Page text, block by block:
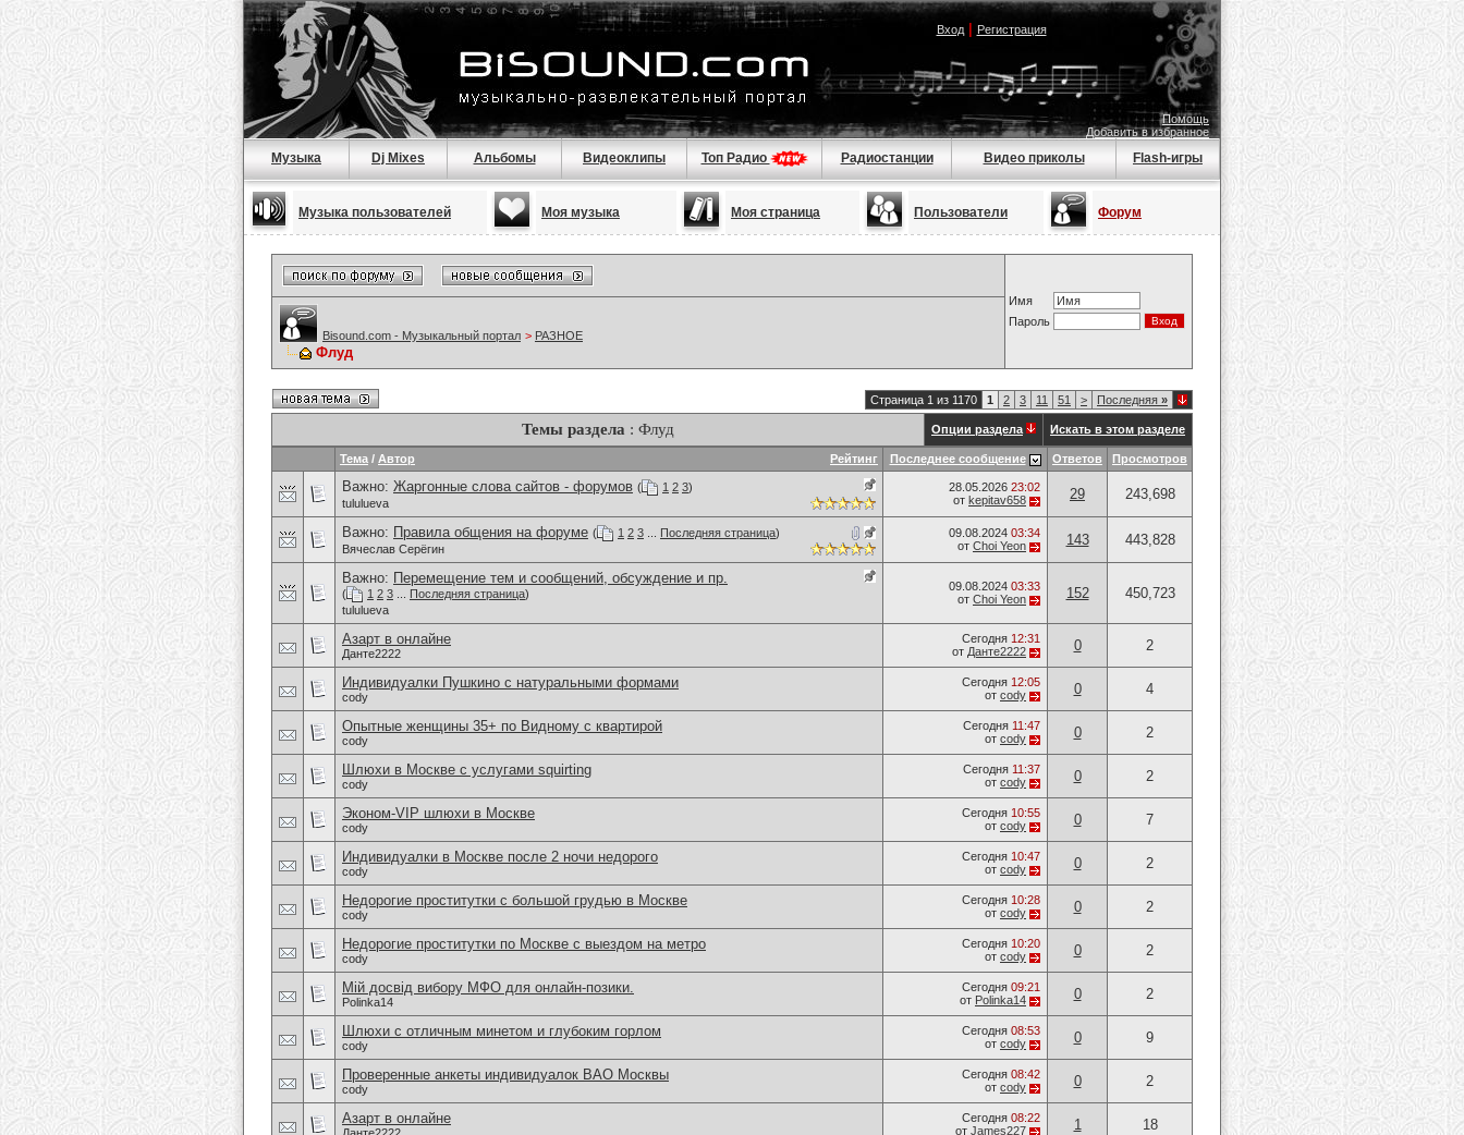
Вход| Регистрация
Помощь
Добавить в избранное
Музыка Dj Mixes Альбомы Видеоклипы Топ Радио Радиостанции Видео приколы Flash-игры
Музыка пользователей Моя музыка Моя страница Пользователи Форум
Имя
Пароль
Bisound.com - Музыкальный портал > РАЗНОЕ
Флуд
Страница 1 из 1170 1 2 3 11 51 > Последняя »
Темы раздела : Флуд Опции раздела Искать в этом разделе
Рейтинг
Тема / Автор Последнее сообщение Ответов Просмотров
Важно: Жаргонные слова сайтов - форумов ( 1 2 3)
tululueva
28.05.2026 23:02
от kepitav658 29 243,698
Важно: Правила общения на форуме ( 1 2 3 Последняя страница)
Вячеслав Серёгин
09.08.2024 03:34
от Choi Yeon 143 443,828
Важно: Перемещение тем и сообщений, обсуждение и пр.
( 1 2 3 Последняя страница)
tululueva
09.08.2024 03:33
от Choi Yeon 152 450,723
Азарт в онлайне
Данте2222
Сегодня 12:31
от Данте2222 0 2
Индивидуалки Пушкино с натуральными формами
cody
Сегодня 12:05
от cody 0 4
Опытные женщины 35+ по Видному с квартирой
cody
Сегодня 11:47
от cody 0 2
Шлюхи в Москве с услугами squirting
cody
Сегодня 11:37
от cody 0 2
Эконом-VIP шлюхи в Москве
cody
Сегодня 10:55
от cody 0 7
Индивидуалки в Москве после 2 ночи недорого
cody
Сегодня 10:47
от cody 0 2
Недорогие проститутки с большой грудью в Москве
cody
Сегодня 10:28
от cody 0 2
Недорогие проститутки по Москве с выездом на метро
cody
Сегодня 10:20
от cody 0 2
Мій досвід вибору МФО для онлайн-позики.
Polinka14
Сегодня 09:21
от Polinka14 0 2
Шлюхи с отличным минетом и глубоким горлом
cody
Сегодня 08:53
от cody 0 9
Проверенные анкеты индивидуалок ВАО Москвы
cody
Сегодня 08:42
от cody 0 2
Азарт в онлайне Сегодня 08:22
от James227 1 18